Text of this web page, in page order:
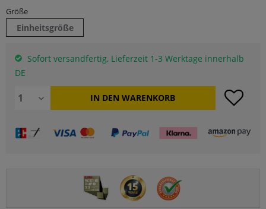
Größe
Einheitsgröße
Sofort versandfertig, Lieferzeit 1-3 Werktage innerhalb
DE
IN DEN WARENKORB